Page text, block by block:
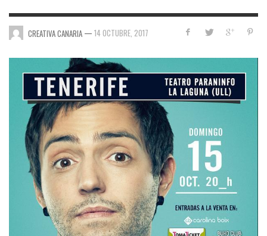
CREATIVA CANARIA — 14 OCTUBRE, 2017